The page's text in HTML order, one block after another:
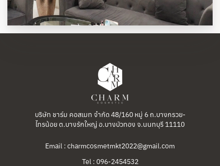
บริษัท ชาร์ม คอสเมท จำกัด 48/160 หมู่ 6 ถ.บางกรวย-
ไทรน้อย ต.บางรักใหญ่ อ.บางบัวทอง จ.นนทบุรี 11110
Email : charmcosmetmkt2022@gmail.com
Tel : 096-2454532